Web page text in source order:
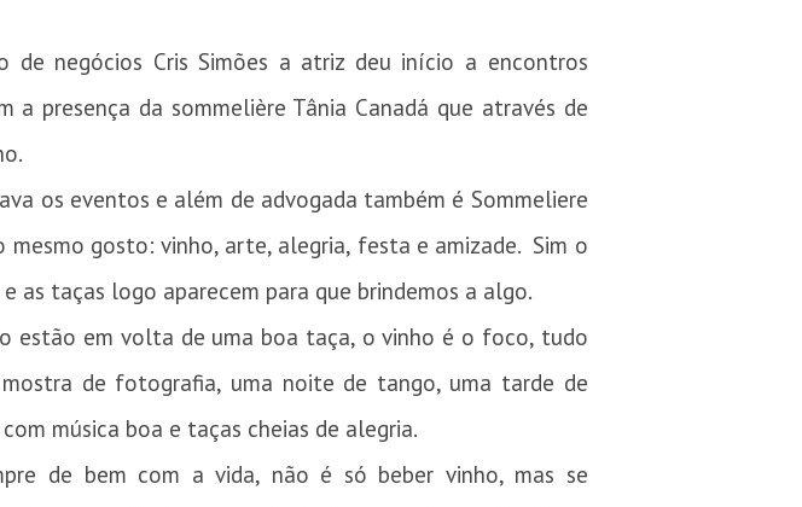
negócios Cris Simões a atriz deu início a encontros
presença da sommelière Tânia Canadá que através de
os eventos e além de advogada também é Sommeliere
gosto: vinho, arte, alegria, festa e amizade. Sim o
as taças logo aparecem para que brindemos a algo.
estão em volta de uma boa taça, o vinho é o foco, tudo
de fotografia, uma noite de tango, uma tarde de
música boa e taças cheias de alegria.
de bem com a vida, não é só beber vinho, mas se